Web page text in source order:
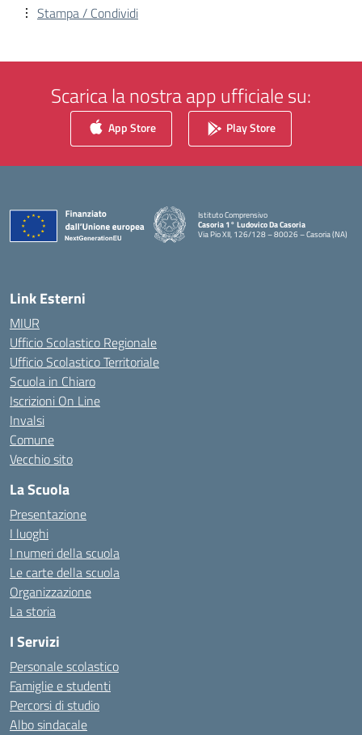
Stampa / Condividi
Scarica la nostra app ufficiale su:
App Store Play Store
Istituto Comprensivo
Casoria 1° Ludovico Da Casoria
Via Pio XII, 126/128 – 80026 – Casoria (NA)
Link Esterni
MIUR
Ufficio Scolastico Regionale
Ufficio Scolastico Territoriale
Scuola in Chiaro
Iscrizioni On Line
Invalsi
Comune
Vecchio sito
La Scuola
Presentazione
I luoghi
I numeri della scuola
Le carte della scuola
Organizzazione
La storia
I Servizi
Personale scolastico
Famiglie e studenti
Percorsi di studio
Albo sindacale